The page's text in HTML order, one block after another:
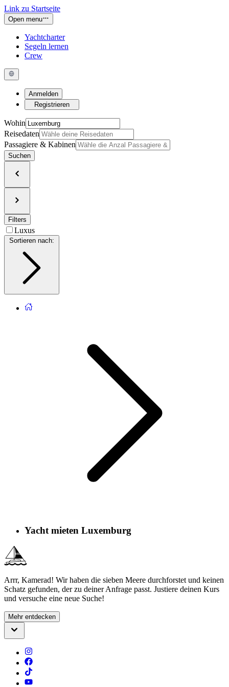
Link zu Startseite
Open menu
Yachtcharter
Segeln lernen
Crew
Anmelden
Registrieren
Wohin
Reisedaten
Passagiere & Kabinen
Suchen
Filters
Luxus
Sortieren nach
Yacht mieten Luxemburg
Arrr, Kamerad! Wir haben die sieben Meere durchforstet und keinen
Schatz gefunden, der zu deiner Anfrage passt. Justiere deinen Kurs
und versuche eine neue Suche!
Mehr entdecken